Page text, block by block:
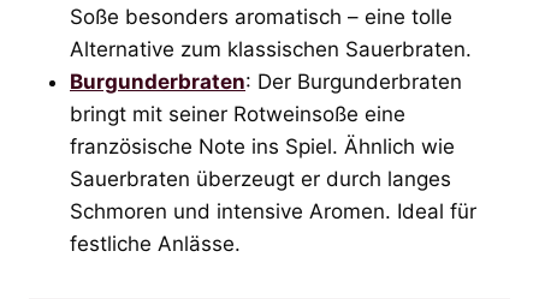
Soße besonders aromatisch – eine tolle
Alternative zum klassischen Sauerbraten.
Burgunderbraten: Der Burgunderbraten
bringt mit seiner Rotweinsoße eine
französische Note ins Spiel. Ähnlich wie
Sauerbraten überzeugt er durch langes
Schmoren und intensive Aromen. Ideal für
festliche Anlässe.